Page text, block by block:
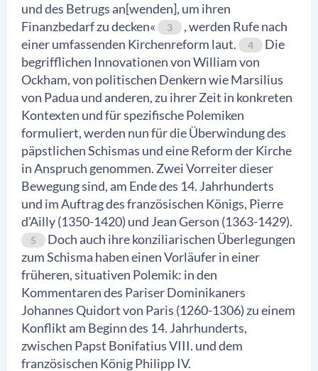
und des Betrugs an[wenden], um ihren
Finanzbedarf zu decken«
3
, werden Rufe nach
einer umfassenden Kirchenreform laut.
4
Die
begrifflichen Innovationen von William von
Ockham, von politischen Denkern wie Marsilius
von Padua und anderen, zu ihrer Zeit in konkreten
Kontexten und für spezifische Polemiken
formuliert, werden nun für die Überwindung des
päpstlichen Schismas und eine Reform der Kirche
in Anspruch genommen. Zwei Vorreiter dieser
Bewegung sind, am Ende des 14. Jahrhunderts
und im Auftrag des französischen Königs, Pierre
d’Ailly (1350-1420) und Jean Gerson (1363-1429).
5
Doch auch ihre konziliarischen Überlegungen
zum Schisma haben einen Vorläufer in einer
früheren, situativen Polemik: in den
Kommentaren des Pariser Dominikaners
Johannes Quidort von Paris (1260-1306) zu einem
Konflikt am Beginn des 14. Jahrhunderts,
zwischen Papst Bonifatius VIII. und dem
französischen König Philipp IV.